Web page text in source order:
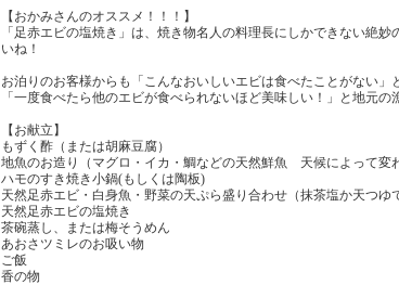
【おかみさんのオススメ！！！】
「足赤エビの塩焼き」は、焼き物名人の料理長にしかできない絶
いね！
お泊りのお客様からも「こんなおいしいエビは食べたことがない」
「一度食べたら他のエビが食べられないほど美味しい！」と地元の
【お献立】
もずく酢（または胡麻豆腐）
地魚のお造り（マグロ・イカ・鯛などの天然鮮魚 天候によって変
ハモのすき焼き小鍋(もしくは陶板)
天然足赤エビ・白身魚・野菜の天ぷら盛り合わせ（抹茶塩か天つゆ
天然足赤エビの塩焼き
茶碗蒸し、または梅そうめん
あおさツミレのお吸い物
ご飯
香の物